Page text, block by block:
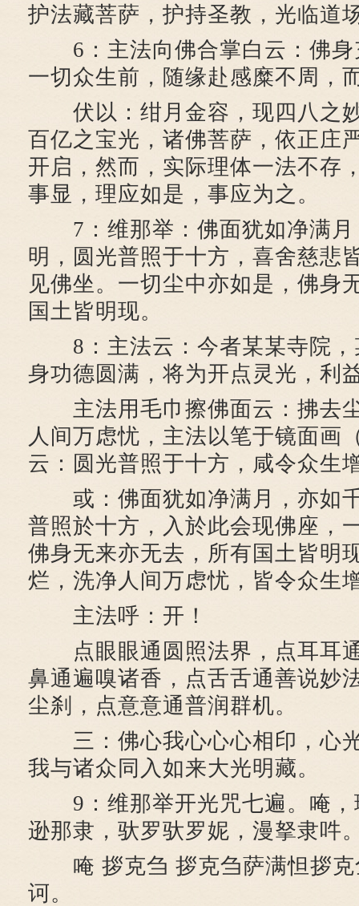
护法藏菩萨，护持圣教，光临道
6：主法向佛合掌白云：佛身
一切众生前，随缘赴感糜不周，
伏以：绀月金容，现四八之
百亿之宝光，诸佛菩萨，依正庄
开启，然而，实际理体一法不存
事显，理应如是，事应为之。
7：维那举：佛面犹如净满月
明，圆光普照于十方，喜舍慈悲
见佛坐。一切尘中亦如是，佛身
国土皆明现。
8：主法云：今者某某寺院，
身功德圆满，将为开点灵光，利
主法用毛巾擦佛面云：拂去
人间万虑忧，主法以笔于镜面画
云：圆光普照于十方，咸令众生
或：佛面犹如净满月，亦如
普照於十方，入於此会现佛座，
佛身无来亦无去，所有国土皆明
烂，洗净人间万虑忧，皆令众生
主法呼：开！
点眼眼通圆照法界，点耳耳
鼻通遍嗅诸香，点舌舌通善说妙
尘刹，点意意通普润群机。
三：佛心我心心心相印，心
我与诸众同入如来大光明藏。
9：维那举开光咒七遍。唵，
逊那隶，驮罗驮罗妮，漫拏隶吽
唵 拶克刍 拶克刍萨满怛拶克
诃。